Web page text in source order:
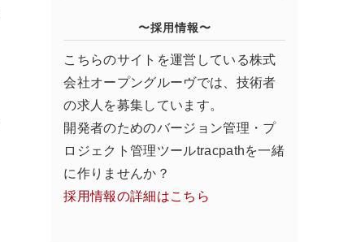
〜採用情報〜
こちらのサイトを運営している株式
会社オープングルーヴでは、技術者
の求人を募集しています。
開発者のためのバージョン管理・プ
ロジェクト管理ツールtracpathを一緒
に作りませんか？
採用情報の詳細はこちら